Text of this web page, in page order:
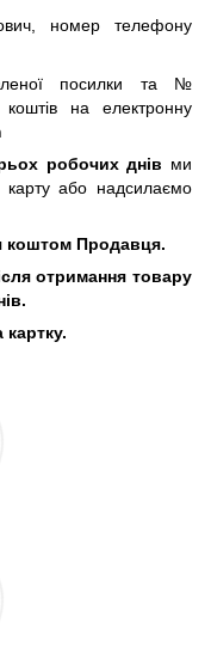
номер телефону
посилки та №
на електронну
робочих днів ми
карту або надсилаємо
коштом Продавця.
отримання товару